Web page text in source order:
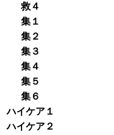
救４
集１
集２
集３
集４
集５
集６
ハイケア１
ハイケア２